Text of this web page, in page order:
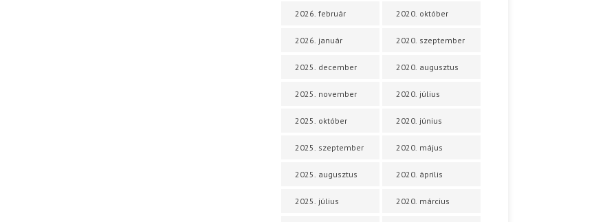
2026. február
2026. január
2025. december
2025. november
2025. október
2025. szeptember
2025. augusztus
2025. július
2020. október
2020. szeptember
2020. augusztus
2020. július
2020. június
2020. május
2020. április
2020. március